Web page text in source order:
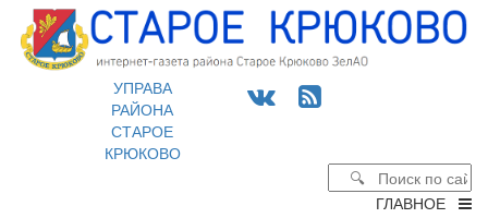
УПРАВА
РАЙОНА
СТАРОЕ
КРЮКОВО
ГЛАВНОЕ